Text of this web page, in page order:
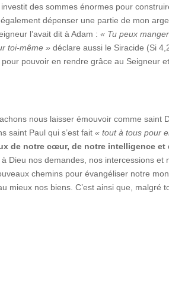
des sommes énormes pour
dépenser une partie de mon
l’avait dit à Adam :« Tu peux
toi-même » déclare aussi le Siracide (Si
pouvoir en rendre grâce au Seigneur
nous laisser émouvoir comme saint
saint Paul qui s’est fait« tout à tous pour
de notre cœur, de notre intelligence et
Dieu nos demandes, nos intercessions et
chemins pour évangéliser notre
mieux nos biens. C’est ainsi que, malgré